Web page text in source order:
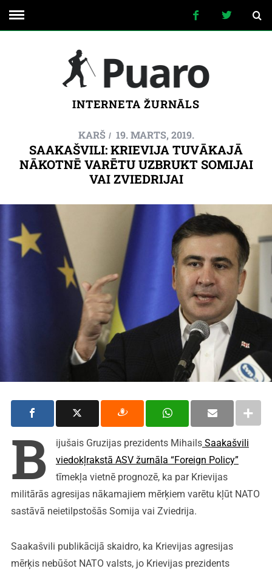
INTERNETA ŽURNĀLS
KARŠ 19. MARTS, 2019.
SAAKAŠVILI: KRIEVIJA TUVĀKAJĀ
NĀKOTNĒ VARĒTU UZBRUKT SOMIJAI
VAI ZVIEDRIJAI
B ijušais Gruzijas prezidents MihailsSaakašvili
viedokļrakstā ASV žurnāla “Foreign Policy”
tīmekļa vietnē prognozē, ka par Krievijas
militārās agresijas nākamajiem mērķiem varētu kļūt NATO
sastāvā neietilpstošās Somija vai Zviedrija.
Saakašvili publikācijā skaidro, ka Krievijas agresijas
mērķis nebūšot NATO valsts, jo Krievijas prezidents